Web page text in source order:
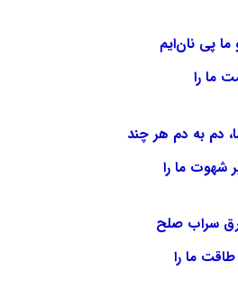
پی نان‌ایم
ما را
دم به دم هر چند
ما را
سراب صلح
ما را